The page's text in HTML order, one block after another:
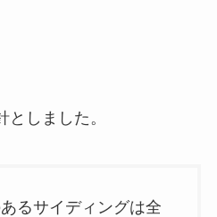
しました。
るサイディングは全